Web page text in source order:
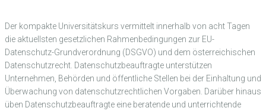
Der kompakte Universitätskurs vermittelt innerhalb von acht Tagen
die aktuellsten gesetzlichen Rahmenbedingungen zur EU-
Datenschutz-Grundverordnung (DSGVO) und dem österreichischen
Datenschutzrecht. Datenschutzbeauftragte unterstützen
Unternehmen, Behörden und öffentliche Stellen bei der Einhaltung und
Überwachung von datenschutzrechtlichen Vorgaben. Darüber hinaus
üben Datenschutzbeauftragte eine beratende und unterrichtende